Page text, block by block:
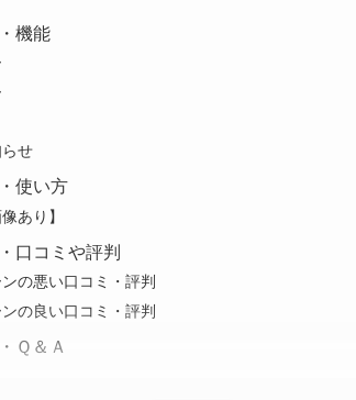
機能
せ
使い方
あり】
口コミや評判
の悪い口コミ・評判
の良い口コミ・評判
Ｑ＆Ａ